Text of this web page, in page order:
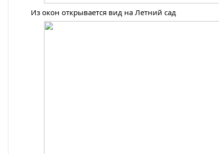
Из окон открывается вид на Летний сад